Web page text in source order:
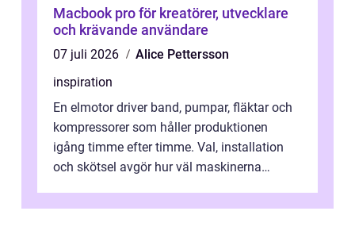
Macbook pro för kreatörer, utvecklare
och krävande användare
07 juli 2026
Alice Pettersson
inspiration
En elmotor driver band, pumpar, fläktar och
kompressorer som håller produktionen
igång timme efter timme. Val, installation
och skötsel avgör hur väl maskinerna